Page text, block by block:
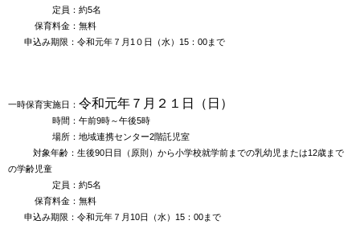
定員：約5名
保育料金：無料
申込み期限：令和元年７月1０日（水）15：00まで
一時保育実施日： 令和元年７月２１ 日 （日 ）
時間：午前9時～午後5時
場所：地域連携センター2階託児室
対象年齢：生後90日目（原則）から小学校就学前までの乳幼児 または12歳まで
の学齢児童
定員：約5名
保育料金：無料
申込み期限：令和元年７月10日（水）15：00まで